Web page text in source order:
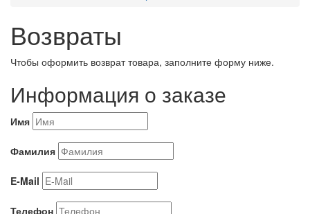
Возвраты
Чтобы оформить возврат товара, заполните форму ниже.
Информация о заказе
Имя
Фамилия
E-Mail
Телефон